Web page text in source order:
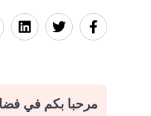
مرحبا بكم في